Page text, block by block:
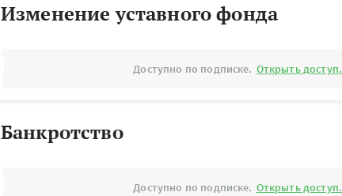
Изменение уставного фонда
Доступно по подписке. Открыть доступ.
Банкротство
Доступно по подписке. Открыть доступ.